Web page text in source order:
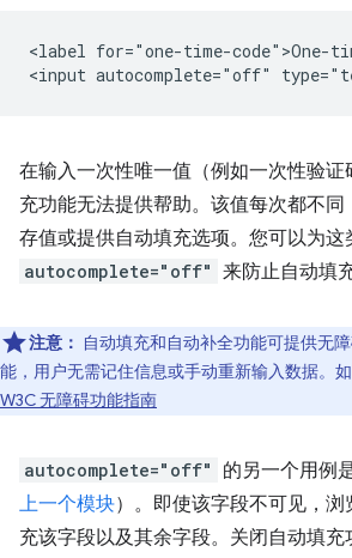
<label for="one-time-code">One-
在输入一次性唯一值（例如一次性验
充功能无法提供帮助。该值每次都不
存值或提供自动填充选项。您可以为这
autocomplete="off" 来防止自动填充
注意： 自动填充和自动补全功能可提供无
能，用户无需记住信息或手动重新输入数据。
W3C 无障碍功能指南
autocomplete="off"
的另一个用例
上一个模块）。即使该字段不可见，
充该字段以及其余字段。关闭自动填